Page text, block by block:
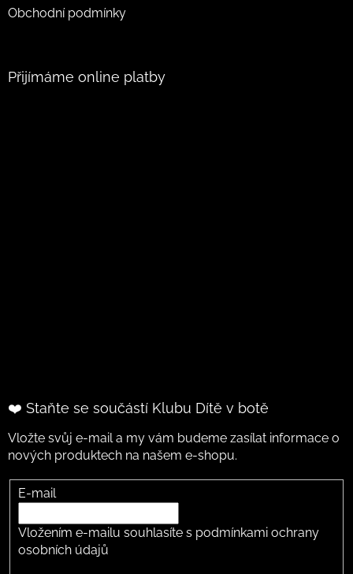
Obchodní podmínky
Přijímáme online platby
❤️ Staňte se součástí Klubu Dítě v botě
Vložte svůj e-mail a my vám budeme zasílat informace o
nových produktech na našem e-shopu.
E-mail
Vložením e-mailu souhlasíte s podmínkami ochrany
osobních údajů